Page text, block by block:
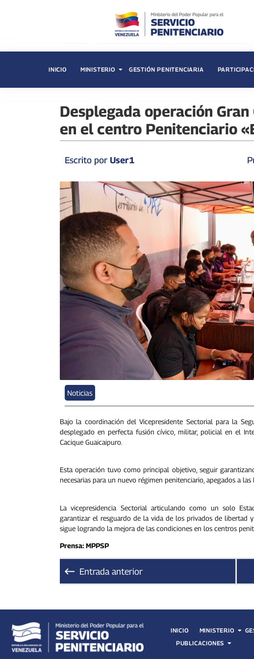
INICIO MINISTERIO GESTIÓN PENITENCIARIA
Desplegada operación
en el centro Penitenciario
Escrito por User1
Noticias
Bajo la coordinación del Vicepresidente Sectorial para la
desplegado en perfecta fusión cívico, militar, policial en el
Cacique Guaicaipuro.
Esta operación tuvo como principal objetivo, seguir
necesarias para un nuevo régimen penitenciario, apegados a las
La vicepresidencia Sectorial articulando como un solo
garantizar el resguardo de la vida de los privados de libertad
sigue logrando la mejora de las condiciones en los centros
Prensa: MPPSP
Entrada anterior
INICIO MINISTERIO
PUBLICACIONES